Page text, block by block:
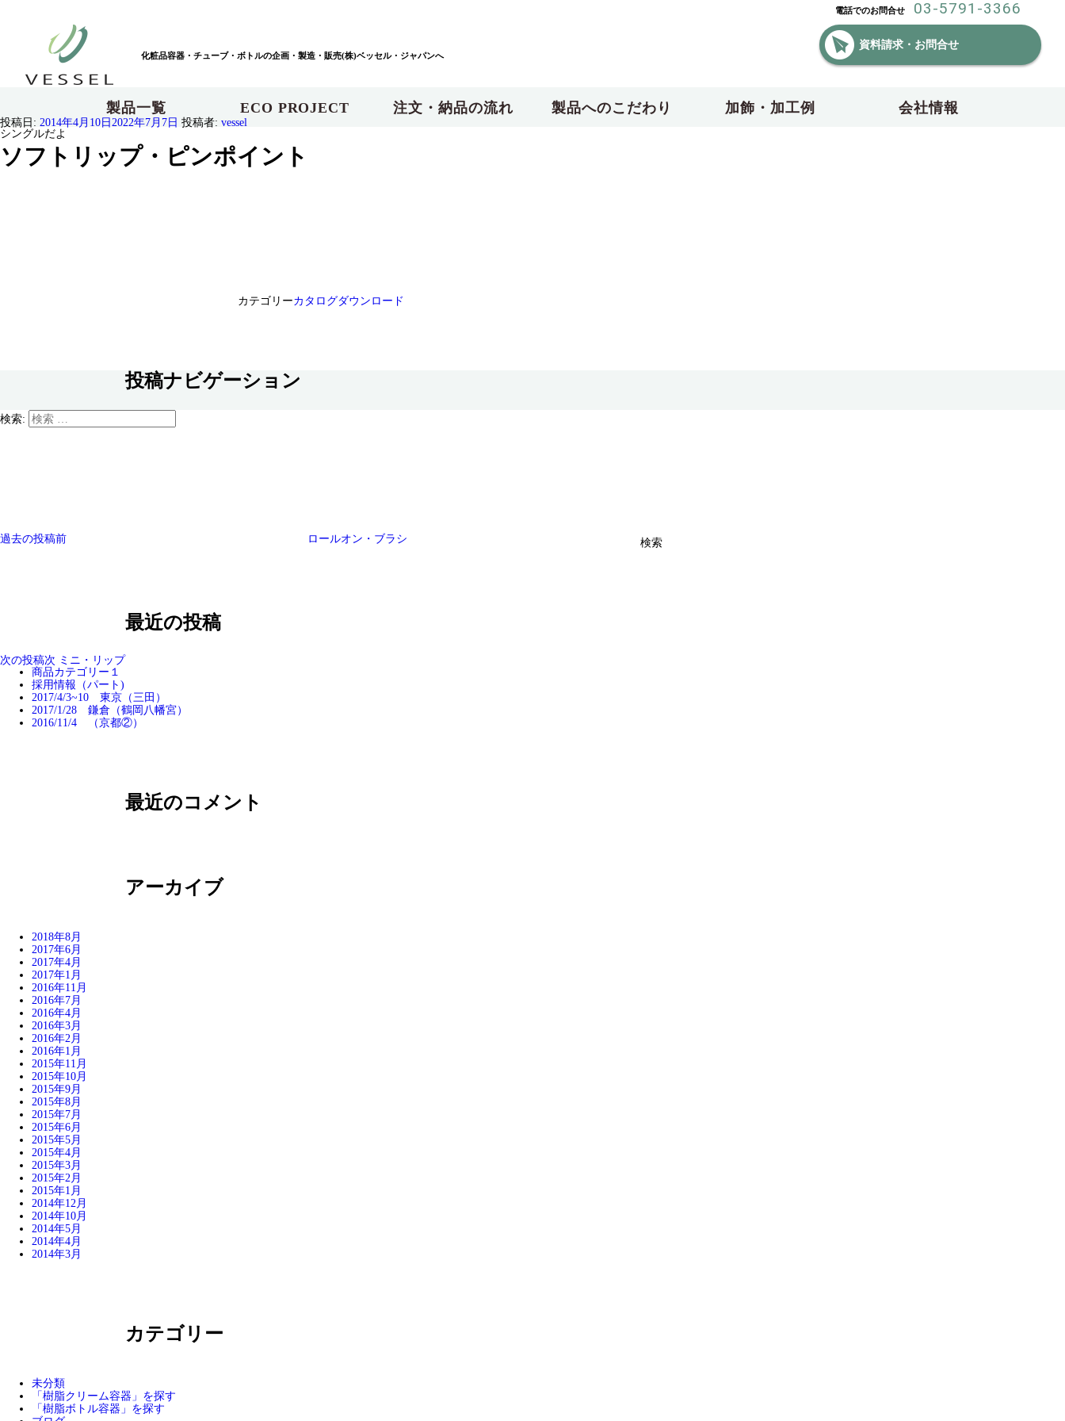
化粧品容器・チューブ・ボトルの企画・製造・販売(株)ベッセル・ジャパンへ
電話でのお問合せ 03-5791-3366
資料請求・お問合せ
製品一覧 ECO PROJECT 注文・納品の流れ 製品へのこだわり 加飾・加工例 会社情報
シングルだよ
投稿日: 2014年4月10日2022年7月7日 投稿者: vessel
ソフトリップ・ピンポイント
カテゴリーカタログダウンロード
投稿ナビゲーション
過去の投稿前 ロールオン・ブラシ
次の投稿次 ミニ・リップ
検索:
検索
最近の投稿
商品カテゴリー１
採用情報（パート)
2017/4/3~10 東京（三田）
2017/1/28 鎌倉（鶴岡八幡宮）
2016/11/4 （京都②）
最近のコメント
アーカイブ
2018年8月
2017年6月
2017年4月
2017年1月
2016年11月
2016年7月
2016年4月
2016年3月
2016年2月
2016年1月
2015年11月
2015年10月
2015年9月
2015年8月
2015年7月
2015年6月
2015年5月
2015年4月
2015年3月
2015年2月
2015年1月
2014年12月
2014年10月
2014年5月
2014年4月
2014年3月
カテゴリー
未分類
「樹脂クリーム容器」を探す
「樹脂ボトル容器」を探す